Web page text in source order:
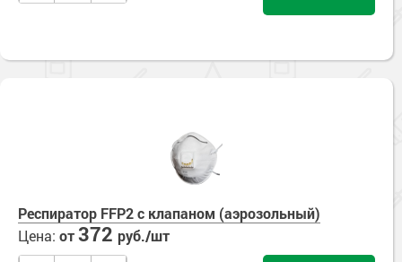
Респиратор FFP2 с клапаном (аэрозольный)
Цена: от372 руб./шт